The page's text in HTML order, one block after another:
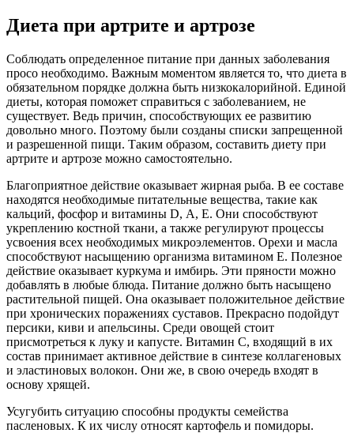
Диета при артрите и артрозе
Соблюдать определенное питание при данных заболевания
просо необходимо. Важным моментом является то, что диета в
обязательном порядке должна быть низкокалорийной. Единой
диеты, которая поможет справиться с заболеванием, не
существует. Ведь причин, способствующих ее развитию
довольно много. Поэтому были созданы списки запрещенной
и разрешенной пищи. Таким образом, составить диету при
артрите и артрозе можно самостоятельно.
Благоприятное действие оказывает жирная рыба. В ее составе
находятся необходимые питательные вещества, такие как
кальций, фосфор и витамины D, А, Е. Они способствуют
укреплению костной ткани, а также регулируют процессы
усвоения всех необходимых микроэлементов. Орехи и масла
способствуют насыщению организма витамином Е. Полезное
действие оказывает куркума и имбирь. Эти пряности можно
добавлять в любые блюда. Питание должно быть насыщено
растительной пищей. Она оказывает положительное действие
при хронических поражениях суставов. Прекрасно подойдут
персики, киви и апельсины. Среди овощей стоит
присмотреться к луку и капусте. Витамин С, входящий в их
состав принимает активное действие в синтезе коллагеновых
и эластиновых волокон. Они же, в свою очередь входят в
основу хрящей.
Усугубить ситуацию способны продукты семейства
пасленовых. К их числу относят картофель и помидоры.